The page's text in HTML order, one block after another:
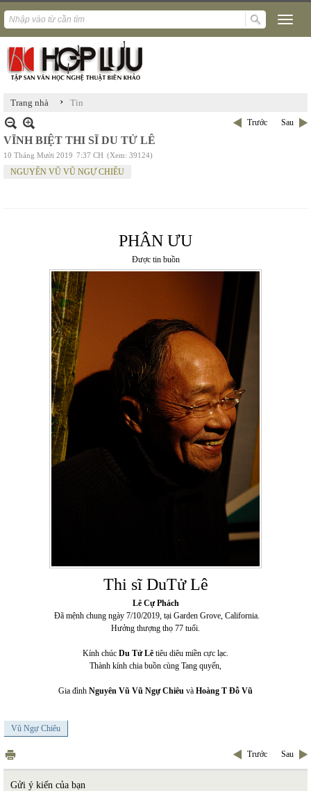
Trang nhà › Tin
Trước Sau
VĨNH BIỆT THI SĨ DU TỬ LÊ
10 Tháng Mười 2019 7:37 CH (Xem: 39124)
NGUYÊN VŨ VŨ NGỰ CHIÊU
PHÂN ƯU
Được tin buồn
Thi sĩ DuTử Lê
Lê Cự Phách
Đã mệnh chung ngày 7/10/2019, tại Garden Grove, California.
Hưởng thượng thọ 77 tuổi.
Kính chúc Du Tử Lê tiêu diêu miền cực lạc.
Thành kính chia buồn cùng Tang quyến,
Gia đình Nguyên Vũ Vũ Ngự Chiêu và Hoàng T Đỗ Vũ
Vũ Ngự Chiêu
Trước Sau
Gửi ý kiến của bạn